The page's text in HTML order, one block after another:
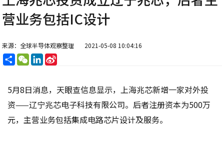
营业务包括IC设计
来源：全球半导体观察整理 2021-05-08 10:04:16
分
享
WeChatLinkedIn
5月8日消息，天眼查信息显示，上海兆芯新增一家对外投
资——辽宁兆芯电子科技有限公司。后者注册资本为500万
元，主营业务包括集成电路芯片设计及服务。